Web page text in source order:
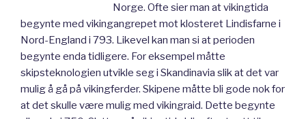
Norge. Ofte sier man at vikingtida
begynte med vikingangrepet mot klosteret Lindisfarne i
Nord-England i 793. Likevel kan man si at perioden
begynte enda tidligere. For eksempel måtte
skipsteknologien utvikle seg i Skandinavia slik at det var
mulig å gå på vikingferder. Skipene måtte bli gode nok for
at det skulle være mulig med vikingraid. Dette begynte